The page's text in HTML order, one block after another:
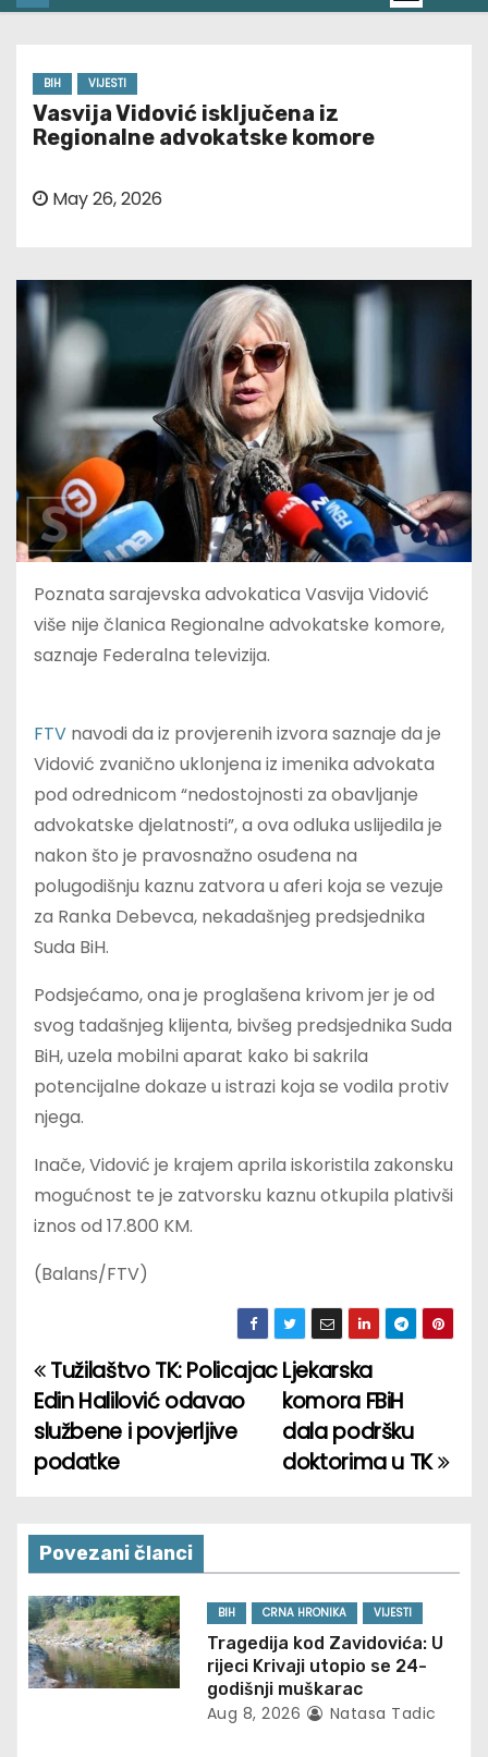
BIH VIJESTI
Vasvija Vidović isključena iz
Regionalne advokatske komore
May 26, 2026
Poznata sarajevska advokatica Vasvija Vidović
više nije članica Regionalne advokatske komore,
saznaje Federalna televizija.
FTV navodi da iz provjerenih izvora saznaje da je
Vidović zvanično uklonjena iz imenika advokata
pod odrednicom “nedostojnosti za obavljanje
advokatske djelatnosti”, a ova odluka uslijedila je
nakon što je pravosnažno osuđena na
polugodišnju kaznu zatvora u aferi koja se vezuje
za Ranka Debevca, nekadašnjeg predsjednika
Suda BiH.
Podsjećamo, ona je proglašena krivom jer je od
svog tadašnjeg klijenta, bivšeg predsjednika Suda
BiH, uzela mobilni aparat kako bi sakrila
potencijalne dokaze u istrazi koja se vodila protiv
njega.
Inače, Vidović je krajem aprila iskoristila zakonsku
mogućnost te je zatvorsku kaznu otkupila plativši
iznos od 17.800 KM.
(Balans/FTV)
P
o
s
n
a
v
i
Ljekarska
komora FBiH
dala podršku
doktorima u TK
Tužilaštvo TK: Policajac
Edin Halilović odavao
službene i povjerljive
podatke
Povezani članci
BIH CRNA HRONIKA VIJESTI
Tragedija kod Zavidovića: U
rijeci Krivaji utopio se 24-
godišnji muškarac
Aug 8, 2026 Natasa Tadic